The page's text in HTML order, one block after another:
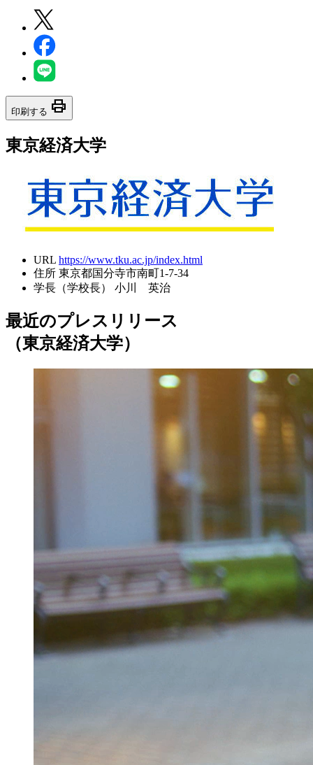
印刷する print
東京経済大学
URL https://www.tku.ac.jp/index.html
住所 東京都国分寺市南町1-7-34
学長（学校長）
小川 英治
最近のプレスリリース
（東京経済大学）